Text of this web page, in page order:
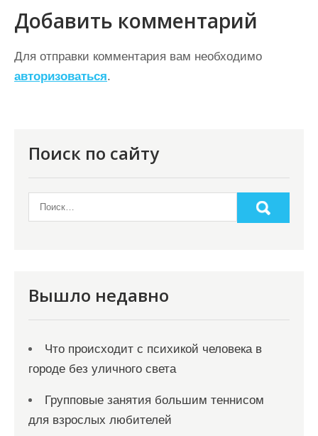
а
ц
и
я
Добавить комментарий
Для отправки комментария вам необходимо
авторизоваться.
Поиск по сайту
Вышло недавно
Что происходит с психикой человека в
городе без уличного света
Групповые занятия большим теннисом
для взрослых любителей